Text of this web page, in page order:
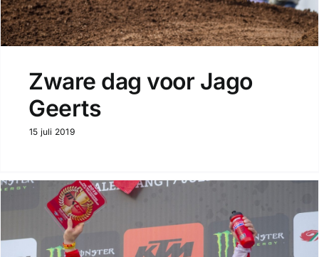
Zware dag voor Jago
Geerts
15 juli 2019